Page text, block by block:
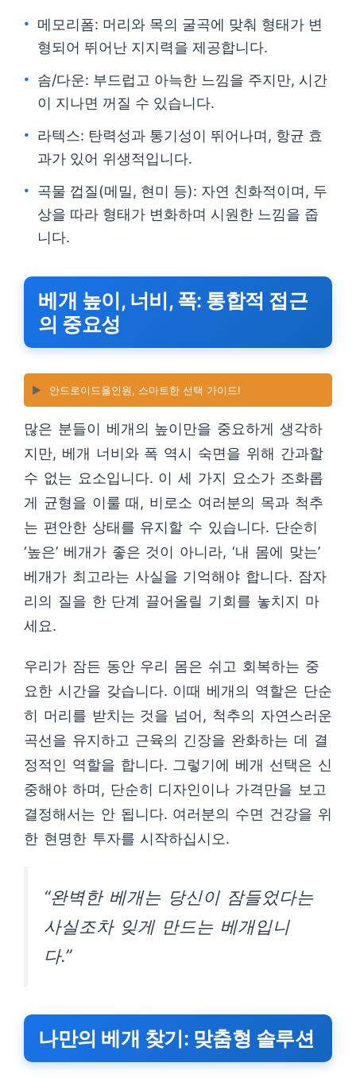
메모리폼: 머리와 목의 굴곡에 맞춰 형태가 변
형되어 뛰어난 지지력을 제공합니다.
솜/다운: 부드럽고 아늑한 느낌을 주지만, 시간
이 지나면 꺼질 수 있습니다.
라텍스: 탄력성과 통기성이 뛰어나며, 항균 효
과가 있어 위생적입니다.
곡물 껍질(메밀, 현미 등): 자연 친화적이며, 두
상을 따라 형태가 변화하며 시원한 느낌을 줍
니다.
베개 높이, 너비, 폭: 통합적 접근
의 중요성
▶️ 안드로이드올인원, 스마트한 선택 가이드!
많은 분들이 베개의 높이만을 중요하게 생각하
지만, 베개 너비와 폭 역시 숙면을 위해 간과할
수 없는 요소입니다. 이 세 가지 요소가 조화롭
게 균형을 이룰 때, 비로소 여러분의 목과 척추
는 편안한 상태를 유지할 수 있습니다. 단순히
‘높은’ 베개가 좋은 것이 아니라, ‘내 몸에 맞는’
베개가 최고라는 사실을 기억해야 합니다. 잠자
리의 질을 한 단계 끌어올릴 기회를 놓치지 마
세요.
우리가 잠든 동안 우리 몸은 쉬고 회복하는 중
요한 시간을 갖습니다. 이때 베개의 역할은 단순
히 머리를 받치는 것을 넘어, 척추의 자연스러운
곡선을 유지하고 근육의 긴장을 완화하는 데 결
정적인 역할을 합니다. 그렇기에 베개 선택은 신
중해야 하며, 단순히 디자인이나 가격만을 보고
결정해서는 안 됩니다. 여러분의 수면 건강을 위
한 현명한 투자를 시작하십시오.
“완벽한 베개는 당신이 잠들었다는
사실조차 잊게 만드는 베개입니
다.”
나만의 베개 찾기: 맞춤형 솔루션